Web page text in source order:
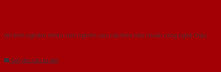
Với kinh nghiệm nhiêu năm nghiên cứu cửa theo tiêu chuẩn công nghệ Châu
Gửi yêu cầu tư vấn